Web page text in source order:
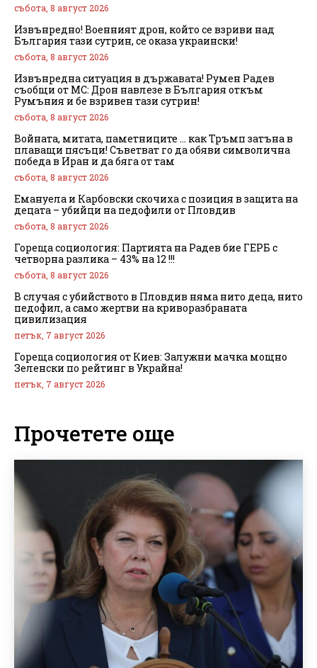
събота, 8 август 2026
Извънредно! Военният дрон, който се взриви над
България тази сутрин, се оказа украински!
събота, 8 август 2026
Извънредна ситуация в държавата! Румен Радев
съобщи от МС: Дрон навлезе в България откъм
Румъния и бе взривен тази сутрин!
събота, 8 август 2026
Войната, митата, паметниците … как Тръмп затъна в
плаващи пясъци! Съветват го да обяви символична
победа в Иран и да бяга от там
събота, 8 август 2026
Емануела и Карбовски скочиха с позиция в защита на
децата – убийци на педофили от Пловдив
събота, 8 август 2026
Гореща социология: Партията на Радев бие ГЕРБ с
четворна разлика – 43% на 12 !!!
събота, 8 август 2026
В случая с убийството в Пловдив няма нито деца, нито
педофил, а само жертви на криворазбраната
цивилизация
петък, 7 август 2026
Гореща социология от Киев: Залужни мачка мощно
Зеленски по рейтинг в Украйна!
петък, 7 август 2026
Прочетете още